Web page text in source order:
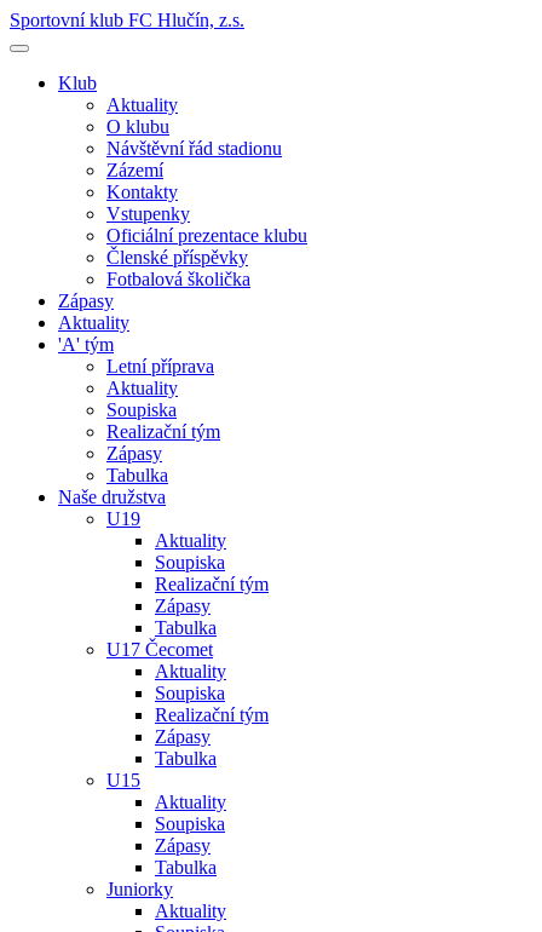
Sportovní klub FC Hlučín, z.s.
Klub
Aktuality
O klubu
Návštěvní řád stadionu
Zázemí
Kontakty
Vstupenky
Oficiální prezentace klubu
Členské příspěvky
Fotbalová školička
Zápasy
Aktuality
'A' tým
Letní příprava
Aktuality
Soupiska
Realizační tým
Zápasy
Tabulka
Naše družstva
U19
Aktuality
Soupiska
Realizační tým
Zápasy
Tabulka
U17 Čecomet
Aktuality
Soupiska
Realizační tým
Zápasy
Tabulka
U15
Aktuality
Soupiska
Zápasy
Tabulka
Juniorky
Aktuality